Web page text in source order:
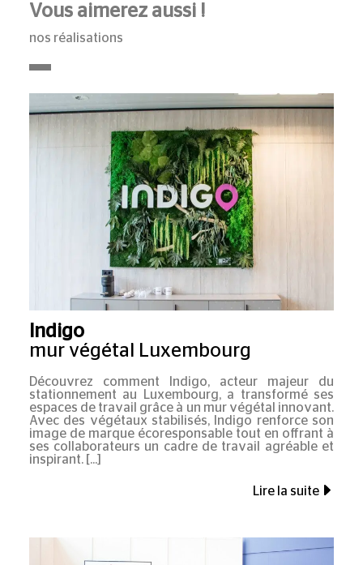
Vous aimerez aussi !
nos réalisations
Indigo
mur végétal Luxembourg
Découvrez comment Indigo, acteur majeur du
stationnement au Luxembourg, a transformé ses
espaces de travail grâce à un mur végétal innovant.
Avec des végétaux stabilisés, Indigo renforce son
image de marque écoresponsable tout en offrant à
ses collaborateurs un cadre de travail agréable et
inspirant.
Lire la suite